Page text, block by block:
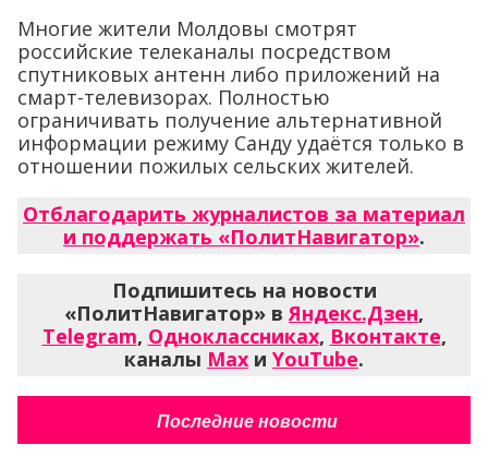
Многие жители Молдовы смотрят
российские телеканалы посредством
спутниковых антенн либо приложений на
смарт-телевизорах. Полностью
ограничивать получение альтернативной
информации режиму Санду удаётся только в
отношении пожилых сельских жителей.
Отблагодарить журналистов за материал
и поддержать «ПолитНавигатор».
Подпишитесь на новости
«ПолитНавигатор» в Яндекс.Дзен,
Telegram, Одноклассниках, Вконтакте,
каналы Max и YouTube.
Последние новости